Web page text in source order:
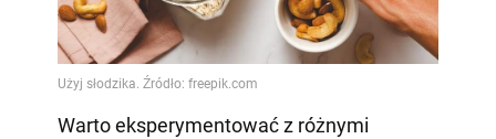
Warto eksperymentować z różnymi